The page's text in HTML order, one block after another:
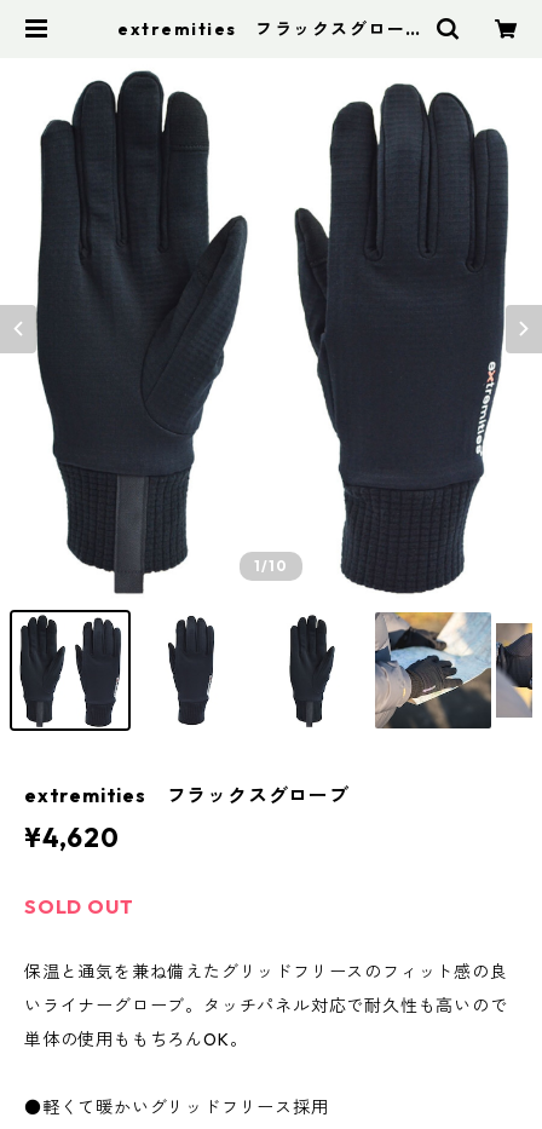
extremities フラックスグローブ
1/10
extremities フラックスグローブ
¥4,620
SOLD OUT
保温と通気を兼ね備えたグリッドフリースのフィット感の良
いライナーグローブ。タッチパネル対応で耐久性も高いので
単体の使用ももちろんOK。
●軽くて暖かいグリッドフリース採用